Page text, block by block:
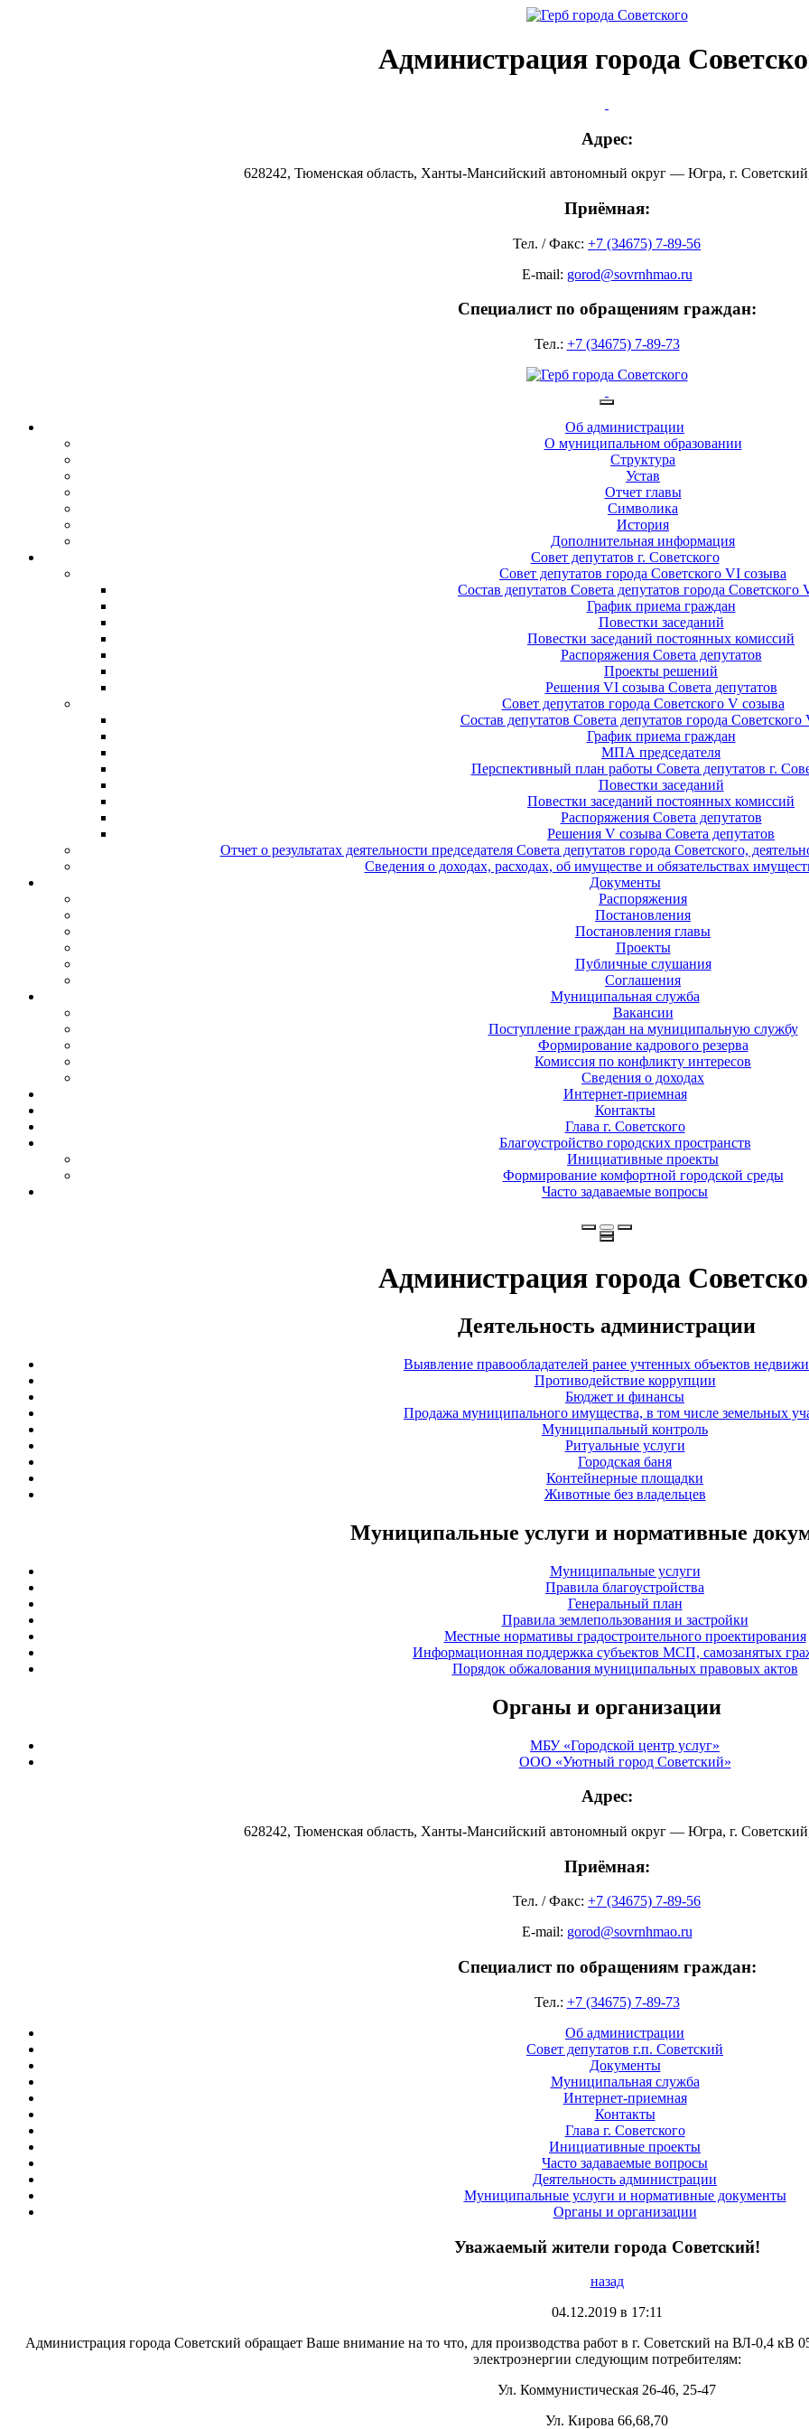
Администрация города
Адрес:
628242, Тюменская область, Ханты-Мансийский автономный округ — Югра, г.
Приёмная:
Тел. / Факс: +7 (34675) 7-89-56
E-mail: gorod@sovrnhmao.ru
Специалист по обращениям граждан:
Тел.: +7 (34675) 7-89-73
Об администрации
О муниципальном образовании
Структура
Устав
Отчет главы
Символика
История
Дополнительная информация
Совет депутатов г. Советского
Совет депутатов города Советского VI созыва
Состав депутатов Совета депутатов города Советского
График приема граждан
Повестки заседаний
Повестки заседаний постоянных комиссий
Распоряжения Совета депутатов
Проекты решений
Решения VI созыва Совета депутатов
Совет депутатов города Советского V созыва
Состав депутатов Совета депутатов города Советского
График приема граждан
МПА председателя
Перспективный план работы Совета депутатов г.
Повестки заседаний
Повестки заседаний постоянных комиссий
Распоряжения Совета депутатов
Решения V созыва Совета депутатов
Отчет о результатах деятельности председателя Совета депутатов города Советского,
Сведения о доходах, расходах, об имуществе и обязательствах
Документы
Распоряжения
Постановления
Постановления главы
Проекты
Публичные слушания
Соглашения
Муниципальная служба
Вакансии
Поступление граждан на муниципальную службу
Формирование кадрового резерва
Комиссия по конфликту интересов
Сведения о доходах
Интернет-приемная
Контакты
Глава г. Советского
Благоустройство городских пространств
Инициативные проекты
Формирование комфортной городской среды
Часто задаваемые вопросы
Администрация города
Деятельность администрации
Выявление правообладателей ранее учтенных объектов
Противодействие коррупции
Бюджет и финансы
Продажа муниципального имущества, в том числе земельных
Муниципальный контроль
Ритуальные услуги
Городская баня
Контейнерные площадки
Животные без владельцев
Муниципальные услуги и нормативные
Муниципальные услуги
Правила благоустройства
Генеральный план
Правила землепользования и застройки
Местные нормативы градостроительного проектирования
Информационная поддержка субъектов МСП, самозанятых
Порядок обжалования муниципальных правовых актов
Органы и организации
МБУ «Городской центр услуг»
ООО «Уютный город Советский»
Адрес:
628242, Тюменская область, Ханты-Мансийский автономный округ — Югра, г.
Приёмная:
Тел. / Факс: +7 (34675) 7-89-56
E-mail: gorod@sovrnhmao.ru
Специалист по обращениям граждан:
Тел.: +7 (34675) 7-89-73
Об администрации
Совет депутатов г.п. Советский
Документы
Муниципальная служба
Интернет-приемная
Контакты
Глава г. Советского
Инициативные проекты
Часто задаваемые вопросы
Деятельность администрации
Муниципальные услуги и нормативные документы
Органы и организации
Уважаемый жители города Советский!
назад
04.12.2019 в 17:11
Администрация города Советский обращает Ваше внимание на то что, для производства работ в г. Советский на ВЛ-0,4 кВ
электроэнергии следующим потребителям:
Ул. Коммунистическая 26-46, 25-47
Ул. Кирова 66,68,70